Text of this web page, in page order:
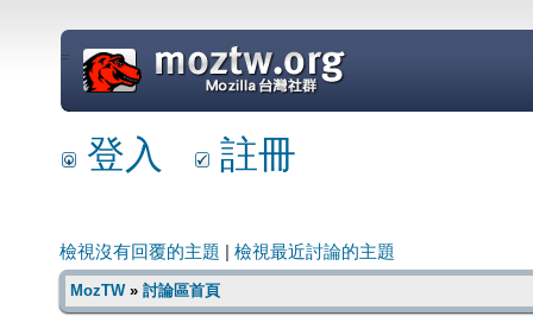
=
登入 註冊
檢視沒有回覆的主題 檢視最近討論的主題
MozTW» 討論區首頁